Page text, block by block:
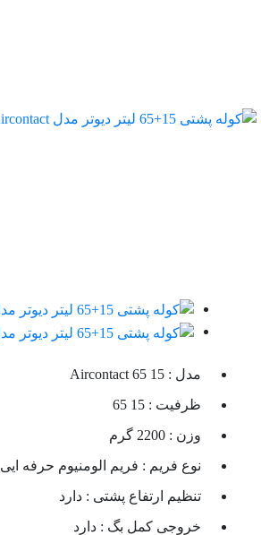
مدل : Aircontact 65 15
ظرفیت : 65 15
وزن : 2200 گرم
نوع فریم : فریم الومنیوم حرفه ایی
تنظیم ارتفاع پشتی : دارد
خروجی کمل بگ : دارد